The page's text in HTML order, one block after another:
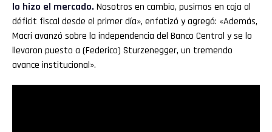
lo hizo el mercado. Nosotros en cambio, pusimos en caja al
déficit fiscal desde el primer día», enfatizó y agregó: «Además,
Macri avanzó sobre la independencia del Banco Central y se lo
llevaron puesto a (Federico) Sturzenegger, un tremendo
avance institucional».